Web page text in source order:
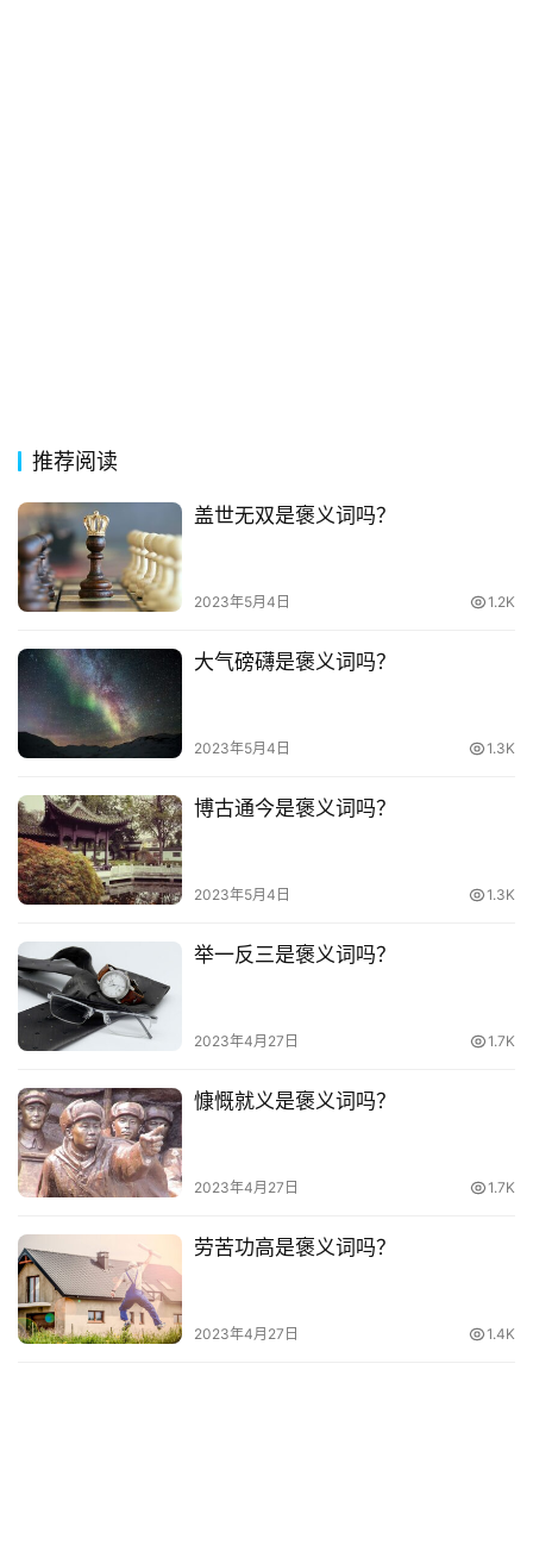
络
热
词
影
台
词
他
词
语
推荐阅读
盖世无双是褒义词吗？
2023年5月4日 1.2K
大气磅礴是褒义词吗？
2023年5月4日 1.3K
博古通今是褒义词吗？
2023年5月4日 1.3K
举一反三是褒义词吗？
2023年4月27日 1.7K
慷慨就义是褒义词吗？
2023年4月27日 1.7K
劳苦功高是褒义词吗？
2023年4月27日 1.4K